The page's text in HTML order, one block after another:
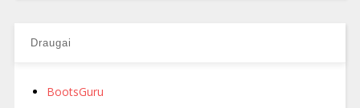
Draugai
BootsGuru